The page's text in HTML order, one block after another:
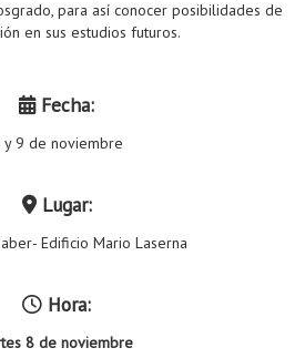
para así conocer posibilidades de
en sus estudios futuros.
Fecha:
y 9 de noviembre
Lugar:
Edificio Mario Laserna
Hora:
8 de noviembre
Verano